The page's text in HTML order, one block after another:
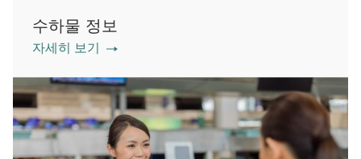
수하물 정보
자세히 보기